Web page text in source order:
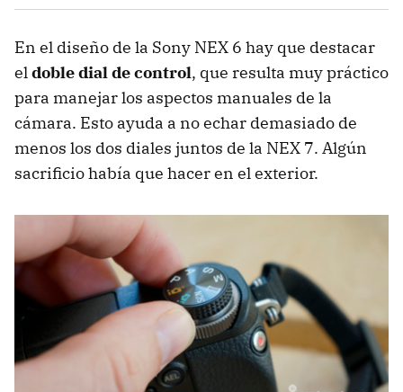
En el diseño de la Sony NEX 6 hay que destacar
eldoble dial de control, que resulta muy práctico
para manejar los aspectos manuales de la
cámara. Esto ayuda a no echar demasiado de
menos los dos diales juntos de la NEX 7. Algún
sacrificio había que hacer en el exterior.